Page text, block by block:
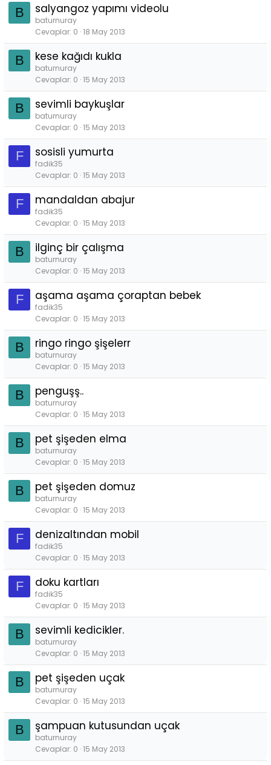
B salyangoz yapımı videolu
baturnuray
Cevaplar 0 18 May 2013
B kese kağıdı kukla
baturnuray
Cevaplar 0 15 May 2013
B sevimli baykuşlar
baturnuray
Cevaplar 0 15 May 2013
F sosisli yumurta
fadik35
Cevaplar 0 15 May 2013
F mandaldan abajur
fadik35
Cevaplar 0 15 May 2013
B ilginç bir çalışma
baturnuray
Cevaplar 0 15 May 2013
F aşama aşama çoraptan bebek
fadik35
Cevaplar 0 15 May 2013
B ringo ringo şişelerr
baturnuray
Cevaplar 0 15 May 2013
B penguşş..
baturnuray
Cevaplar 0 15 May 2013
B pet şişeden elma
baturnuray
Cevaplar 0 15 May 2013
B pet şişeden domuz
baturnuray
Cevaplar 0 15 May 2013
F denizaltından mobil
fadik35
Cevaplar 0 15 May 2013
F doku kartları
fadik35
Cevaplar 0 15 May 2013
B sevimli kedicikler.
baturnuray
Cevaplar 0 15 May 2013
B pet şişeden uçak
baturnuray
Cevaplar 0 15 May 2013
B şampuan kutusundan uçak
baturnuray
Cevaplar 0 15 May 2013